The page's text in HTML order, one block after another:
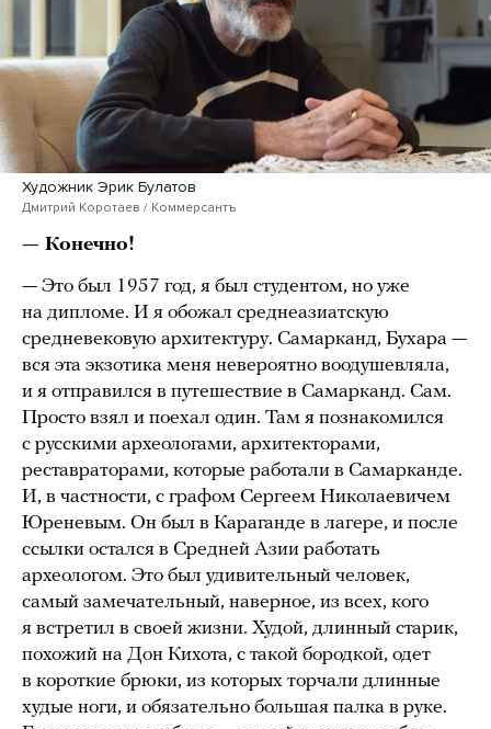
Художник Эрик Булатов
Дмитрий Коротаев / Коммерсантъ
— Конечно!
— Это был 1957 год, я был студентом, но уже
на дипломе. И я обожал среднеазиатскую
средневековую архитектуру. Самарканд, Бухара —
вся эта экзотика меня невероятно воодушевляла,
и я отправился в путешествие в Самарканд. Сам.
Просто взял и поехал один. Там я познакомился
с русскими археологами, архитекторами,
реставраторами, которые работали в Самарканде.
И, в частности, с графом Сергеем Николаевичем
Юреневым. Он был в Караганде в лагере, и после
ссылки остался в Средней Азии работать
археологом. Это был удивительный человек,
самый замечательный, наверное, из всех, кого
я встретил в своей жизни. Худой, длинный старик,
похожий на Дон Кихота, с такой бородкой, одет
в короткие брюки, из которых торчали длинные
худые ноги, и обязательно большая палка в руке.